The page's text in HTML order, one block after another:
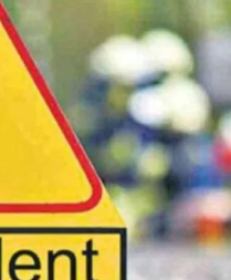
खेल
IND Vs ENG: वरुण
चक्रवर्ती ने बताया अपने
सफलता का राज, कही…
व्यापार
RBI अब इस काम के लिए
का करेगा इस्तेमाल, मैकिन्से,…